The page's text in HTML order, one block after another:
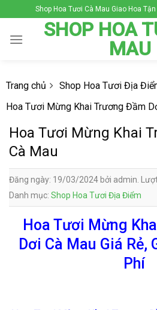
to
content
Shop Hoa Tươi Cà Mau Giao Hoa
SHOP HOA
MAU
Trang chủ
Shop Hoa Tươi Địa
Hoa Tươi Mừng Khai Trương Đầm
Hoa Tươi Mừng Khai
Cà Mau
Đăng ngày: 19/03/2024 bởi admin.
Danh mục: Shop Hoa Tươi Địa Điểm
Hoa Tươi Mừng
Dơi Cà Mau Giá Rẻ,
Phí